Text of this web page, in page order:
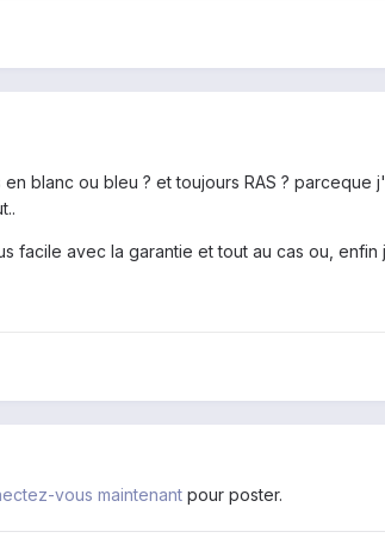
blanc ou bleu ? et toujours RAS ? parceque
facile avec la garantie et tout au cas ou, enfin
vous maintenant pour poster.